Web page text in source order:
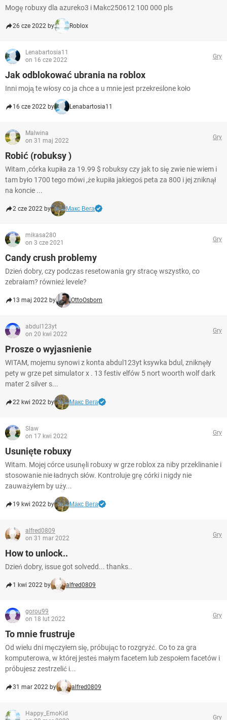
Mogę robuxy dla azureko3 i Makc250612 100 000 pls
26 cze 2022 by Roblox
Lenabartosia11
on 16 cze 2022
Gry
Jak odblokować ubrania na roblox
Inni moją te włosy co ja chce a u mnie jest przekreślone koło
16 cze 2022 by Lenabartosia11
Malwina
on 31 maj 2022
Gry
Robić (robuksy )
Witam ,córka kupiła za 19.99 $ robuksy czy jak to się zwie nie wiem i
tam było 1700 tego mówi ,że kupiła jakiegoś peta za 800 i jej zniknął
na koncie ...
2 cze 2022 by Макс Вега
mikasa280
on 3 cze 2021
Gry
Candy crush problemy
Dzień dobry, czy podczas resetowania gry stracę wszystko, co
zebrałam? również levele?
13 maj 2022 by OttoOsborn
abdul123yt
on 20 kwi 2022
Gry
Prosze o wyjasnienie
WITAM, mojemu synowi z konta abdul123yt ksywka bdul, zniknęły
pety w grze pet simulator x . 13 festiv elfów 5 nort woorth wolf dark
mater 2 silver s...
22 kwi 2022 by Макс Вега
Slaw
on 17 kwi 2022
Gry
Usunięte robuxy
Witam. Mojej córce usunęli robuxy w grze roblox za niby przeklinanie i
stosowanie nie ładnych słów. Kontroluje grę córki i nigdy nie
zauważyłem by uży...
19 kwi 2022 by Макс Вега
alfred0809
on 31 mar 2022
Gry
How to unlock..
Dzień dobry, issue got solvedd... thanks..
1 kwi 2022 by alfred0809
gorou99
on 18 lut 2022
Gry
To mnie frustruje
Od wielu dni męczyłem się, próbując to rozgryźć. Co to za gra
komputerowa, w której jesteś małym facetem lub zespołem facetów i
próbujesz zestrzelić i...
31 mar 2022 by alfred0809
Happy_EmoKid
Gry